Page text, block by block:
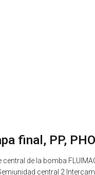
final, PP,
de la bomba
central 2